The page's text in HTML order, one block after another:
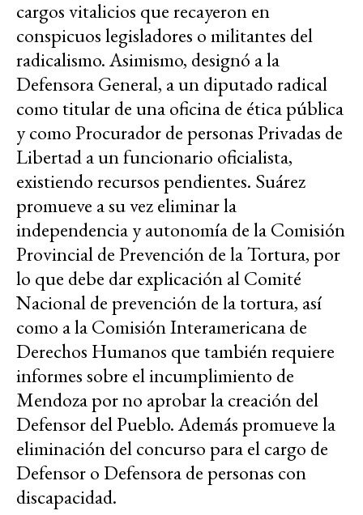
cargos vitalicios que recayeron en
conspicuos legisladores o militantes del
radicalismo. Asimismo, designó a la
Defensora General, a un diputado radical
como titular de una oficina de ética pública
y como Procurador de personas Privadas de
Libertad a un funcionario oficialista,
existiendo recursos pendientes. Suárez
promueve a su vez eliminar la
independencia y autonomía de la Comisión
Provincial de Prevención de la Tortura, por
lo que debe dar explicación al Comité
Nacional de prevención de la tortura, así
como a la Comisión Interamericana de
Derechos Humanos que también requiere
informes sobre el incumplimiento de
Mendoza por no aprobar la creación del
Defensor del Pueblo. Además promueve la
eliminación del concurso para el cargo de
Defensor o Defensora de personas con
discapacidad.